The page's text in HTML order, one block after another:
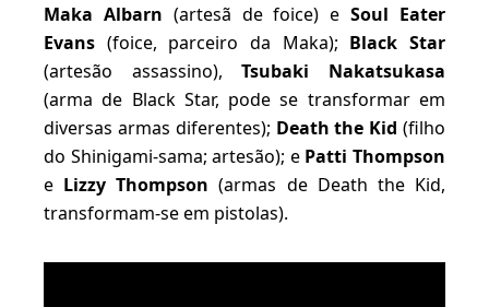
Maka Albarn (artesã de foice) eSoul Eater
Evans (foice, parceiro da Maka); Black Star
(artesão assassino),Tsubaki Nakatsukasa
(arma de Black Star, pode se transformar em
diversas armas diferentes); Death the Kid (filho
do Shinigami-sama; artesão); e Patti Thompson
e Lizzy Thompson (armas de Death the Kid,
transformam-se em pistolas).